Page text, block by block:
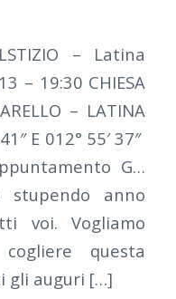
– Latina
– 19:30 CHIESA
– LATINA
E 012° 55′ 37″
G…
stupendo anno
voi. Vogliamo
questa
gli auguri […]